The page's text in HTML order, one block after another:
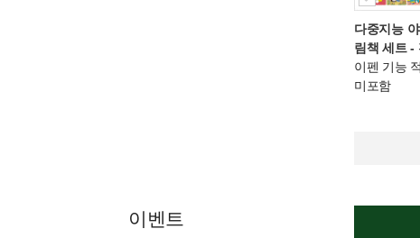
다중지능
림책 세트 -
이펜 기능
미포함
이벤트